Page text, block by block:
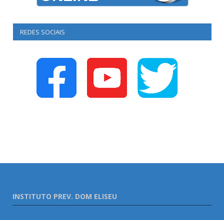
REDES SOCIAIS
INSTITUTO PREV. DOM ELISEU